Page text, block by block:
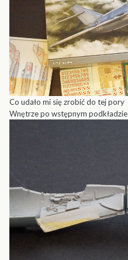
Co udało mi się zrobić do tej pory
Wnętrze po wstępnym podkładzie